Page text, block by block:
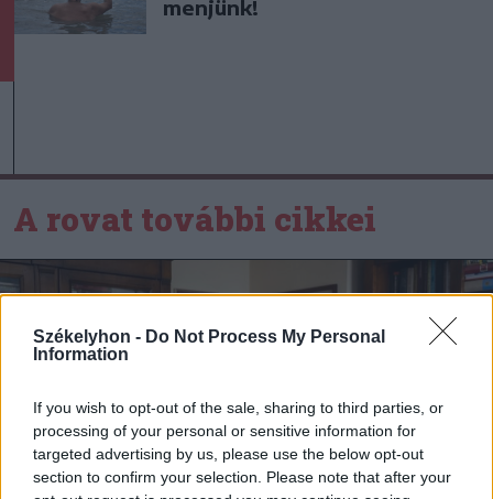
Székelyhon - Do Not Process My Personal
Information
If you wish to opt-out of the sale, sharing to third parties, or
processing of your personal or sensitive information for
targeted advertising by us, please use the below opt-out
section to confirm your selection. Please note that after your
menjünk!
A rovat további cikkei